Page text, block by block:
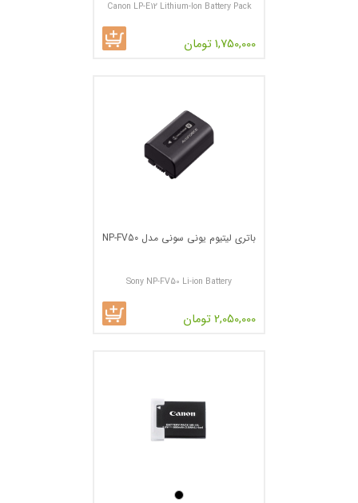
Canon LP-E12 Lithium-Ion Battery Pack
1,750,000 تومان
باتری لیتیوم یونی سونی مدل NP-FV50
Sony NP-FV50 Li-ion Battery
2,050,000 تومان